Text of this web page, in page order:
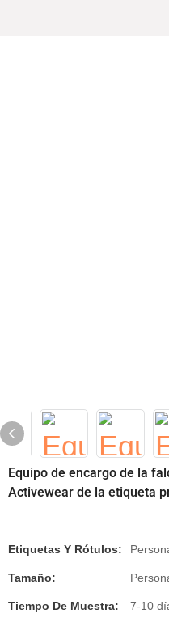
Equipo de encargo de la
Activewear de la etiqueta
Etiquetas Y Rótulos:
Tamaño:
Tiempo De Muestra: 7-10